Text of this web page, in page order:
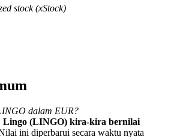
stock (xStock)
dalam EUR?
Lingo (LINGO) kira-kira bernilai
ini diperbarui secara waktu nyata